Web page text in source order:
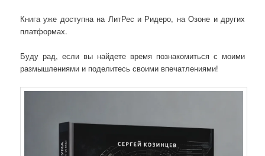
Книга уже доступна на ЛитРес и Ридеро, на Озоне и других
платформах.
Буду рад, если вы найдете время познакомиться с моими
размышлениями и поделитесь своими впечатлениями!